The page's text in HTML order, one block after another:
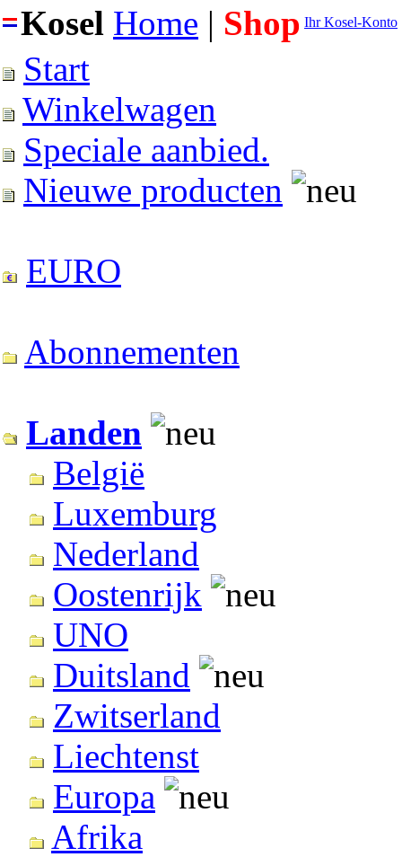
Kosel Home | Shop Ihr Kosel-Konto
Start
Winkelwagen
Speciale aanbied.
Nieuwe producten
EURO
Abonnementen
Landen
België
Luxemburg
Nederland
Oostenrijk
UNO
Duitsland
Zwitserland
Liechtenst
Europa
Afrika